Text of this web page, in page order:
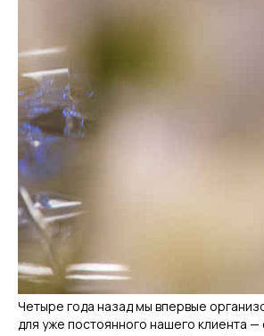
Четыре года назад мы впервые
для уже постоянного нашего клиента —